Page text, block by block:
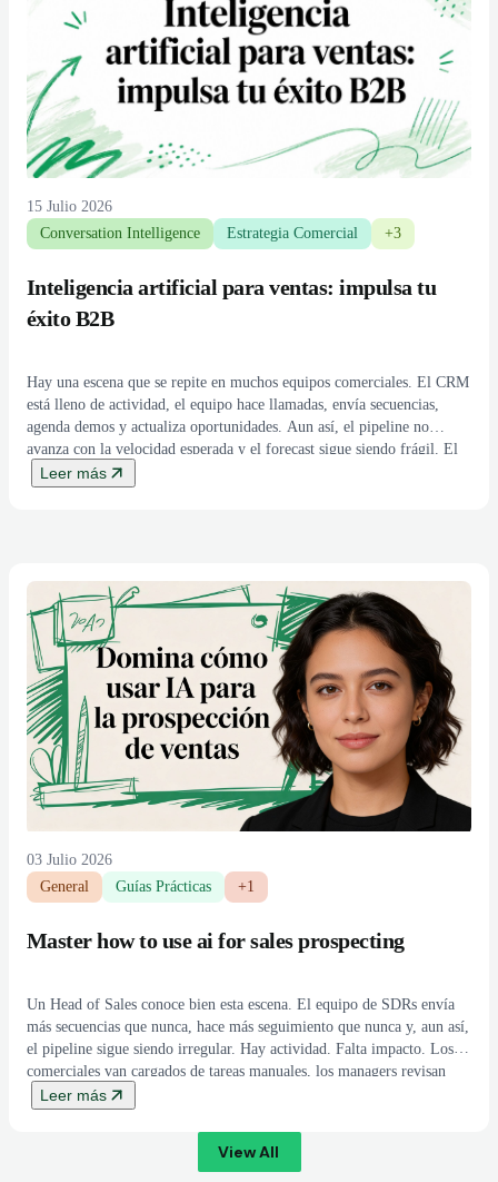
15 Julio 2026
Conversation Intelligence
Estrategia Comercial +3
Inteligencia artificial para ventas: impulsa tu
éxito B2B
Hay una escena que se repite en muchos equipos comerciales. El CRM
está lleno de actividad, el equipo hace llamadas, envía secuencias,
agenda demos y actualiza oportunidades. Aun así, el pipeline no
avanza con la velocidad esperada y el forecast sigue siendo frágil. El
problema rara vez es la falta de esfuerzo. Suele ser la […]
Leer más
03 Julio 2026
General
Guías Prácticas +1
Master how to use ai for sales prospecting
Un Head of Sales conoce bien esta escena. El equipo de SDRs envía
más secuencias que nunca, hace más seguimiento que nunca y, aun así,
el pipeline sigue siendo irregular. Hay actividad. Falta impacto. Los
comerciales van cargados de tareas manuales, los managers revisan
dashboards de volumen y el comité de dirección sigue haciendo la
[…]
Leer más
View All